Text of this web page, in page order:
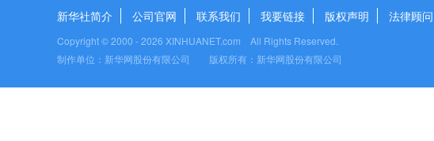
新华社简介 公司官网 联系我们 我要链接 版权声明 法律顾问
Copyright © 2000 -2026 XINHUANET.com All Rights Reserved.
制作单位：新华网股份有限公司 版权所有：新华网股份有限公司